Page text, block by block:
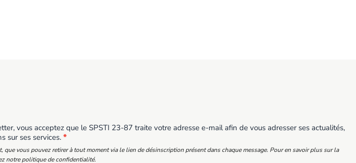
vous acceptez que le SPSTI 23-87 traite votre adresse e-mail afin de vous adresser ses actualités,
sur ses services.*
que vous pouvez retirer à tout moment via le lien de désinscription présent dans chaque message. Pour en savoir plus sur la
notre politique de confidentialité.